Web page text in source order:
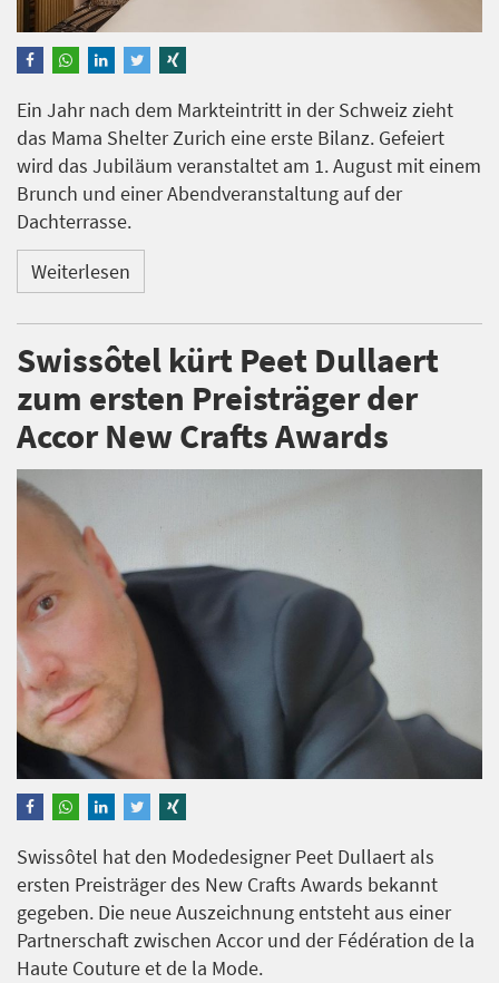
Ein Jahr nach dem Markteintritt in der Schweiz zieht
das Mama Shelter Zurich eine erste Bilanz. Gefeiert
wird das Jubiläum veranstaltet am 1. August mit einem
Brunch und einer Abendveranstaltung auf der
Dachterrasse.
Weiterlesen
Swissôtel kürt Peet Dullaert
zum ersten Preisträger der
Accor New Crafts Awards
Swissôtel hat den Modedesigner Peet Dullaert als
ersten Preisträger des New Crafts Awards bekannt
gegeben. Die neue Auszeichnung entsteht aus einer
Partnerschaft zwischen Accor und der Fédération de la
Haute Couture et de la Mode.